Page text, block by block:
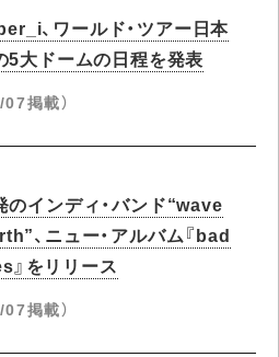
、ワールド・ツアー日本
5大ドームの日程を発表
掲載）
のインディ・バンド“wave
、ニュー・アルバム『bad
』をリリース
掲載）